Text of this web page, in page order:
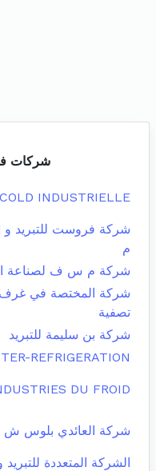
شركات
INDUSTRIELLE
شركة فروست
م
شركة م س ف لصناعة
شركة المختصة في غرف
تصفية
شركة بن سليمة للتبريد
REFRIGERATION
DU FROID
شركة العائدي بلوس
الشركة المتعددة